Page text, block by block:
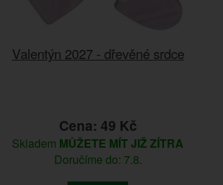
Valentýn 2027 - dřevěné srdce
Cena: 49 Kč
Skladem MŮŽETE MÍT JIŽ ZÍTRA
Doručíme do: 7.8.